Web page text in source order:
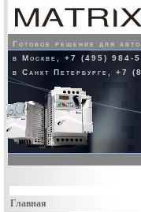
Готовое решение для
в Москве, +7 (495) 984-
в Санкт Петербурге, +7
Главная